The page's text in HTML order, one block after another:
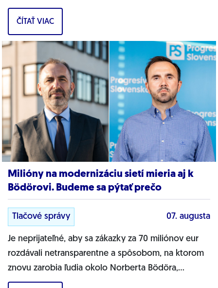
MŽP Filip Kuffa. Môžem jednoznačne...
ČÍTAŤ VIAC
Milióny na modernizáciu sietí mieria aj k
Bödörovi. Budeme sa pýtať prečo
Tlačové správy 07. augusta
Je neprijateľné, aby sa zákazky za 70 miliónov eur
rozdávali netransparentne a spôsobom, na ktorom
znovu zarobia ľudia okolo Norberta Bödöra,
povedal podpredseda Progresívneho Slovenska a...